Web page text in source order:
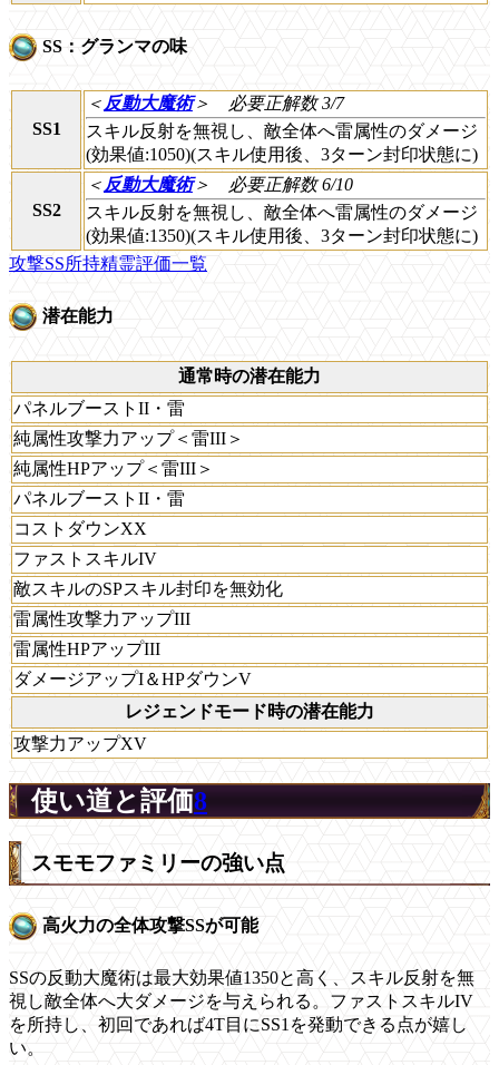
SS：グランマの味
SS1
＜ 反動大魔術＞
必要正解数 3/7
スキル反射を無視し、敵全体へ雷属性のダメージ
(効果値:1050)(スキル使用後、3ターン封印状態に)
SS2
＜ 反動大魔術＞
必要正解数 6/10
スキル反射を無視し、敵全体へ雷属性のダメージ
(効果値:1350)(スキル使用後、3ターン封印状態に)
攻撃SS所持精霊評価一覧
潜在能力
通常時の潜在能力
パネルブーストII・雷
純属性攻撃力アップ＜雷III＞
純属性HPアップ＜雷III＞
パネルブーストII・雷
コストダウンXX
ファストスキルIV
敵スキルのSPスキル封印を無効化
雷属性攻撃力アップIII
雷属性HPアップIII
ダメージアップI＆HPダウンV
レジェンドモード時の潜在能力
攻撃力アップXV
使い道と評価8
スモモファミリーの強い点
高火力の全体攻撃SSが可能
SSの反動大魔術は最大効果値1350と高く、スキル反射を無
視し敵全体へ大ダメージを与えられる。ファストスキルIV
を所持し、初回であれば4T目にSS1を発動できる点が嬉し
い。